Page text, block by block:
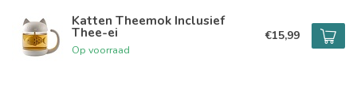
Katten Theemok Inclusief
Thee-ei
Op voorraad
€15,99